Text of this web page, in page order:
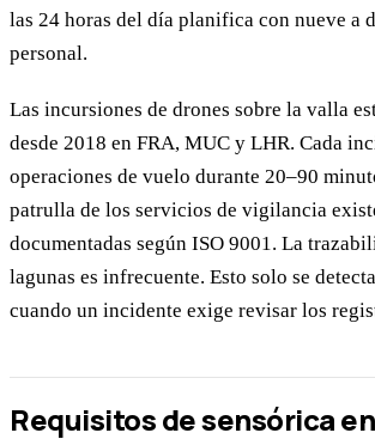
las 24 horas del día planifica con nueve a
personal.
Las incursiones de drones sobre la valla
desde 2018 en FRA, MUC y LHR. Cada
operaciones de vuelo durante 20–90
patrulla de los servicios de vigilancia
documentadas según ISO 9001. La
lagunas es infrecuente. Esto solo se
cuando un incidente exige revisar los
Requisitos de sensórica